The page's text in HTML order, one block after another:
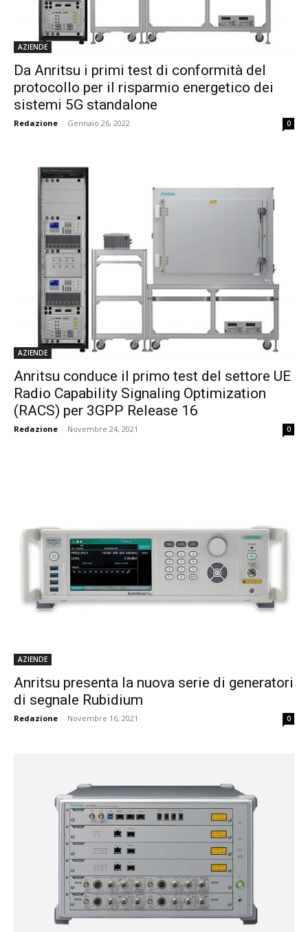
AZIENDE
Da Anritsu i primi test di conformità del
protocollo per il risparmio energetico dei
sistemi 5G standalone
Redazione - Gennaio 26, 2022 0
AZIENDE
Anritsu conduce il primo test del settore UE
Radio Capability Signaling Optimization
(RACS) per 3GPP Release 16
Redazione - Novembre 24, 2021 0
AZIENDE
Anritsu presenta la nuova serie di generatori
di segnale Rubidium
Redazione - Novembre 16, 2021 0